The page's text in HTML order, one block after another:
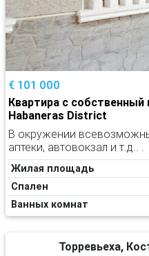
€ 101 000
Квартира с собственный
Habaneras District
В окружении
аптеки, автовокзал и т.д.. .
Жилая площадь
Спален
Ванных комнат
Торревьеха,